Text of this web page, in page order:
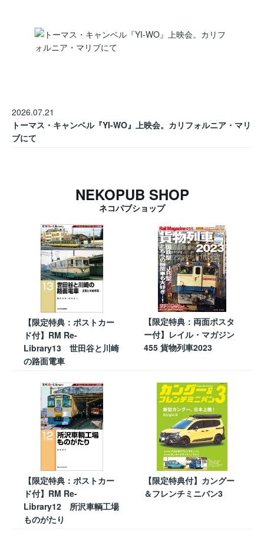
2026.07.21
トーマス・キャンベル『YI-WO』上映会。カリフォルニア・マリ
ブにて
NEKOPUB SHOP
ネコパブショップ
【限定特典：ポストカー
ド付】RM Re-
Library13 世田谷と川崎
の路面電車
【限定特典：両面ポスタ
ー付】レイル・マガジン
455 貨物列車2023
【限定特典：ポストカー
ド付】RM Re-
Library12 所沢車輌工場
ものがたり
【限定特典付】カングー
＆フレンチミニバン3